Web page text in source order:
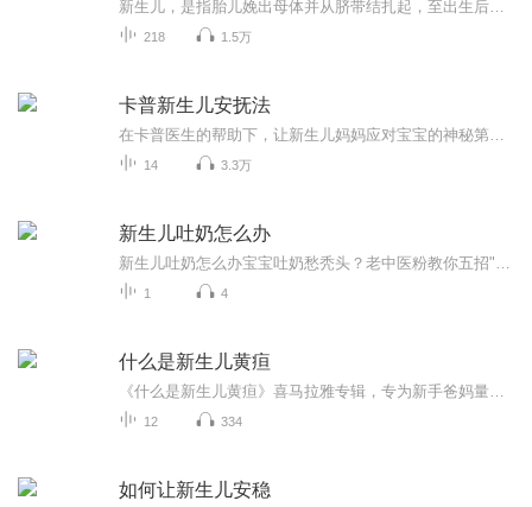
218 1.5万
卡普新生儿安抚法
14 3.3万
新生儿吐奶怎么办
1 4
什么是新生儿黄疸
12 334
如何让新生儿安稳